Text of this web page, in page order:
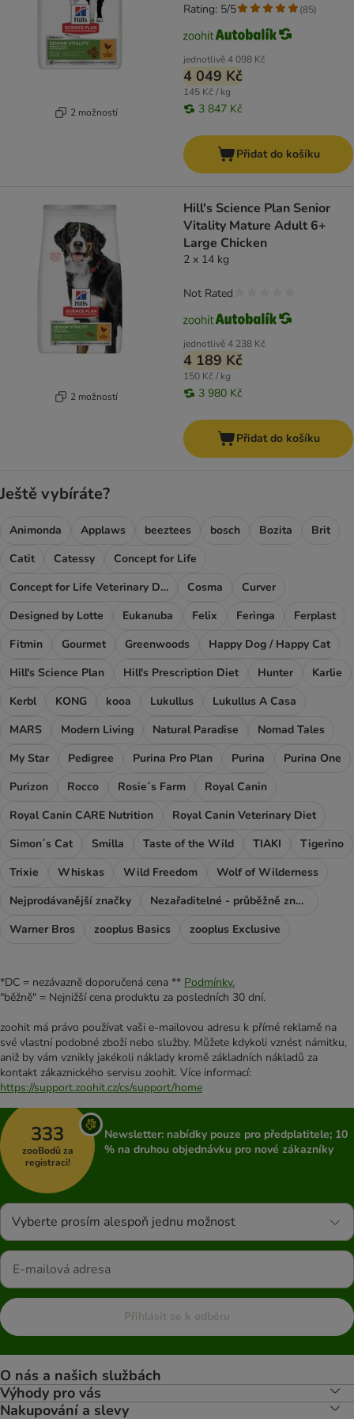
2 možností
jednotlivě4 098 Kč
4 049 Kč
145 Kč / kg
3 847 Kč
Rating: 5/5 (85)
Přidat do košíku
2 možností
Hill's Science Plan Senior
Vitality Mature Adult 6+
Large Chicken
2 x 14 kg
jednotlivě4 238 Kč
4 189 Kč
150 Kč / kg
3 980 Kč
Not Rated
Přidat do košíku
Ještě vybíráte?
Animonda Applaws beeztees bosch Bozita
Brit
Catit
Catessy
Concept for Life
Concept for Life Veterinary Diet
Cosma
Curver
Designed by Lotte
Eukanuba Felix Feringa
Ferplast
Fitmin
Gourmet Greenwoods
Happy Dog / Happy Cat
Hill's Science Plan
Hill's Prescription Diet Hunter
Karlie
Kerbl
KONG kooa Lukullus
Lukullus A Casa
MARS
Modern Living Natural Paradise
Nomad Tales
My Star
Pedigree Purina Pro Plan Purina
Purina One
Purizon
Rocco Rosie´s Farm
Royal Canin
Royal Canin CARE Nutrition
Royal Canin Veterinary Diet
Simon´s Cat
Smilla Taste of the Wild TIAKI
Tigerino
Trixie
Whiskas Wild Freedom
Wolf of Wilderness
Nejprodávanější značky
Nezařaditelné - průběžně značky
Warner Bros
zooplus Basics zooplus Exclusive
*DC = nezávazně doporučená cena ** Podmínky.
"běžně" = Nejnižší cena produktu za posledních 30 dní.
zoohit má právo používat vaši e-mailovou adresu k přímé reklamě na
své vlastní podobné zboží nebo služby. Můžete kdykoli vznést námitku,
aniž by vám vznikly jakékoli náklady kromě základních nákladů za
kontakt zákaznického servisu zoohit. Více informací:
https://support.zoohit.cz/cs/support/home
333
zooBodů za
registraci!
Newsletter: nabídky pouze pro předplatitele; 10
% na druhou objednávku pro nové zákazníky
Vyberte prosím alespoň jednu možnost
Přihlásit se k odběru
O nás a našich službách
Výhody pro vás
Nakupování a slevy